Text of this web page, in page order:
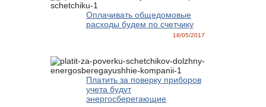
Оплачивать общедомовые
расходы будем по счетчику
18/05/2017
Платить за поверку приборов
учета будут
энергосберегающие